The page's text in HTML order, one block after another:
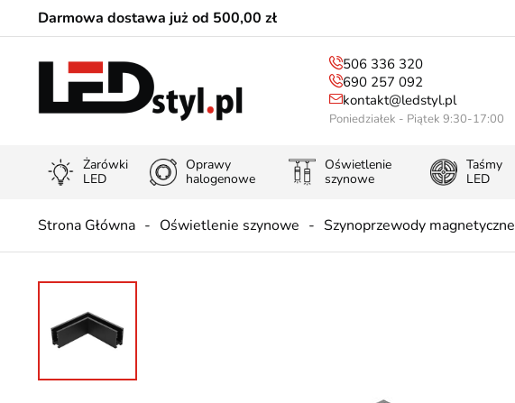
Darmowa dostawa już od 500,00 zł
506 336 320
690 257 092
kontakt@ledstyl.pl
Poniedziałek - Piątek 9:30-17:00
Żarówki
LED
Oprawy
halogenowe
Oświetlenie
szynowe
Taśmy
LED
Strona Główna Oświetlenie szynowe Szynoprzewody magnetyczne